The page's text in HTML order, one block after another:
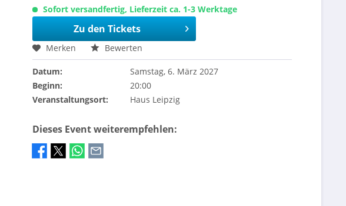
Sofort versandfertig, Lieferzeit ca. 1-3 Werktage
Zu den Tickets
Merken Bewerten
Datum:
Samstag, 6. März 2027
Beginn:
20:00
Veranstaltungsort:
Haus Leipzig
Dieses Event weiterempfehlen: